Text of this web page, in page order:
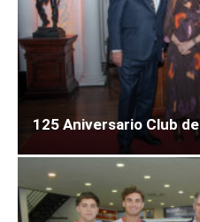
125 Aniversario Club